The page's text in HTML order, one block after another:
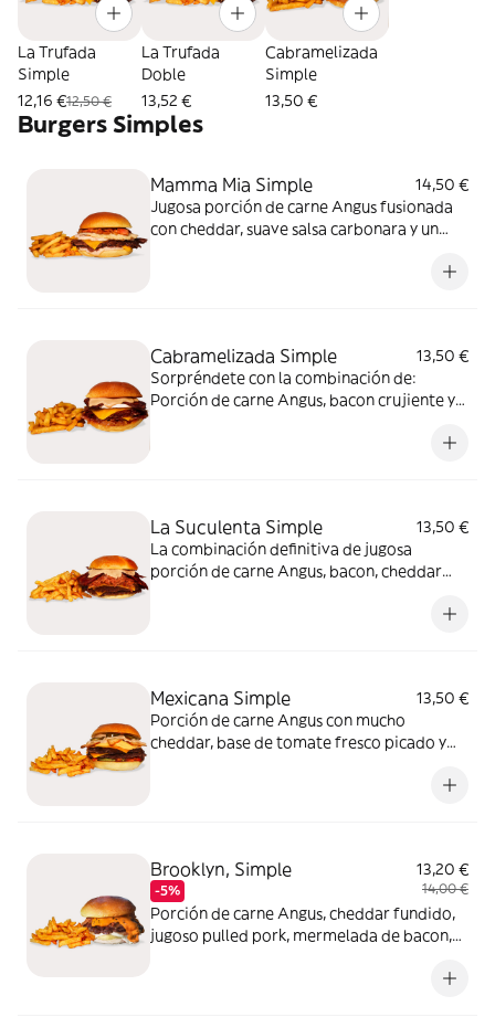
La Trufada
Simple
12,16 €12,50 €
La Trufada
Doble
13,52 €
Cabramelizada
Simple
13,50 €
Burgers Simples
Mamma Mia Simple
14,50 €
Jugosa porción de carne Angus fusionada
con cheddar, suave salsa carbonara y un
galleta crujiente de parmesano corona esta
Cabramelizada Simple
13,50 €
Sorpréndete con la combinación de:
Porción de carne Angus, bacon crujiente y
caramelizada que le aporta el toque dulce
La Suculenta Simple
13,50 €
La combinación definitiva de jugosa
porción de carne Angus, bacon, cheddar
espectacular de pulled pork marinado en
Mexicana Simple
13,50 €
Porción de carne Angus con mucho
cheddar, base de tomate fresco picado y
Brooklyn, Simple
-5%
13,20 €
14,00 €
Porción de carne Angus, cheddar fundido,
jugoso pulled pork, mermelada de bacon,
Emmy. Todo esto envuelto en pan Potato